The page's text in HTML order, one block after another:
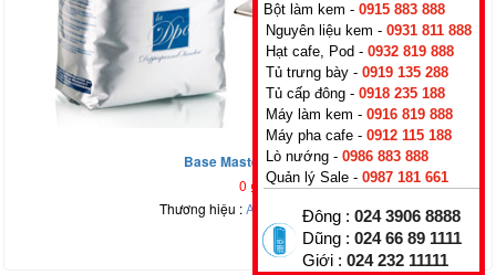
Base Master 100 CF
0 ₫
Thương hiệu :Aromitalia,Italy
Bột làm kem - 0915 883 888
Nguyên liệu kem - 0931 811 888
Hạt cafe, Pod - 0932 819 888
Tủ trưng bày - 0919 135 288
Tủ cấp đông - 0918 235 188
Máy làm kem - 0916 819 888
Máy pha cafe - 0912 115 188
Lò nướng - 0986 883 888
Quản lý Sale - 0987 181 661
Đông : 024 3906 8888
Dũng : 024 66 89 1111
Giới : 024 232 11111